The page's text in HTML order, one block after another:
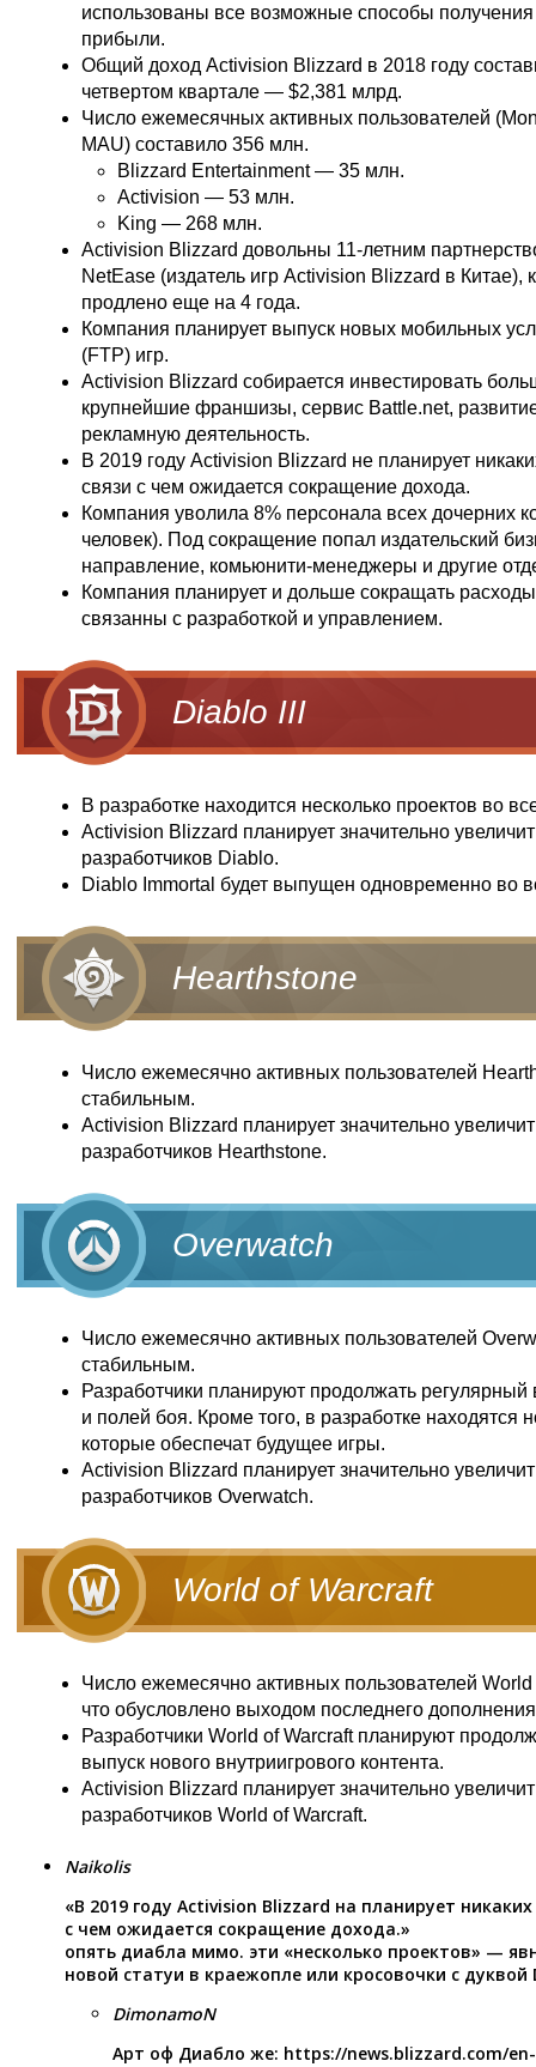
использованы все возможные способы
прибыли.
Общий доход Activision Blizzard в 2018 году
четвертом квартале — $2,381 млрд.
Число ежемесячных активных пользователей
MAU) составило 356 млн.
Blizzard Entertainment — 35 млн.
Activision — 53 млн.
King — 268 млн.
Activision Blizzard довольны 11-летним
NetEase (издатель игр Activision Blizzard в Китае),
продлено еще на 4 года.
Компания планирует выпуск новых мобильных
(FTP) игр.
Activision Blizzard собирается инвестировать
крупнейшие франшизы, сервис Battle.net,
рекламную деятельность.
В 2019 году Activision Blizzard не планирует
связи с чем ожидается сокращение дохода.
Компания уволила 8% персонала всех дочерних
человек). Под сокращение попал издательский
направление, комьюнити-менеджеры и другие
Компания планирует и дольше сокращать
связанны с разработкой и управлением.
Diablo III
В разработке находится несколько проектов во
Activision Blizzard планирует значительно
разработчиков Diablo.
Diablo Immortal будет выпущен одновременно во
Hearthstone
Число ежемесячно активных пользователей
стабильным.
Activision Blizzard планирует значительно
разработчиков Hearthstone.
Overwatch
Число ежемесячно активных пользователей
стабильным.
Разработчики планируют продолжать
и полей боя. Кроме того, в разработке находятся
которые обеспечат будущее игры.
Activision Blizzard планирует значительно
разработчиков Overwatch.
World of Warcraft
Число ежемесячно активных пользователей
что обусловлено выходом последнего
Разработчики World of Warcraft планируют
выпуск нового внутриигрового контента.
Activision Blizzard планирует значительно
разработчиков World of Warcraft.
Naikolis
«В 2019 году Activision Blizzard на планирует
с чем ожидается сокращение дохода.»
опять диабла мимо. эти «несколько проектов» —
новой статуи в краежопле или кросовочки с дуквой
DimonamoN
Арт оф Диабло же: https://news.blizzard.com/en-